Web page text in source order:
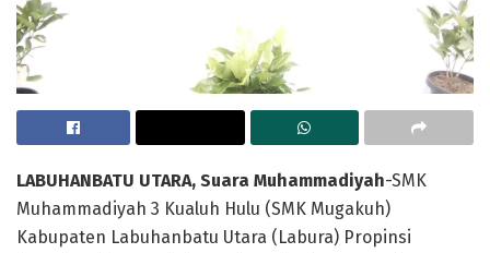
LABUHANBATU UTARA, Suara Muhammadiyah-SMK
Muhammadiyah 3 Kualuh Hulu (SMK Mugakuh)
Kabupaten Labuhanbatu Utara (Labura) Propinsi